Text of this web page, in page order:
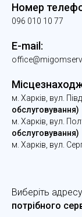
Номер
096 010 10 77
E-mail:
м. Харків, вул.
обслуговування)
м. Харків, вул.
обслуговування)
м. Харків, вул.
Виберіть адресу
потрібного